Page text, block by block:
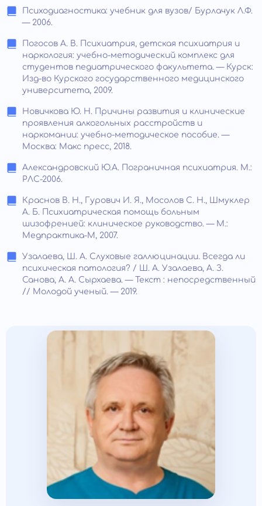
Психодиагностика: учебник для вузов/ Бурлачук Л.Ф.
— 2006.
Погосов А. В. Психиатрия, детская психиатрия и
наркология: учебно-методический комплекс для
студентов педиатрического факультета. — Курск:
Изд-во Курского государственного медицинского
университета, 2009.
Новичкова Ю. Н. Причины развития и клинические
проявления алкогольных расстройств и
наркомании: учебно-методическое пособие. —
Москва: Макс пресс, 2018.
Александровский Ю.А. Пограничная психиатрия. М.:
РЛС-2006.
Краснов В. Н., Гурович И. Я., Мосолов С. Н., Шмуклер
А. Б. Психиатрическая помощь больным
шизофренией: клиническое руководство. — М.:
Медпрактика-М, 2007.
Узалаева, Ш. А. Слуховые галлюцинации. Всегда ли
психическая патология? / Ш. А. Узалаева, А. З.
Санова, А. А. Сырхаева. — Текст : непосредственный
// Молодой ученый. — 2019.